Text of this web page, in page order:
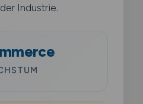
Industrie.